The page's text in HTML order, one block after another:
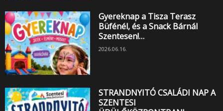
Gyereknap a Tisza Terasz
Büfénél, és a Snack Bárnál
Szentesen!…
2026.06.16.
STRANDNYITÓ CSALÁDI NAP A
SZENTESI